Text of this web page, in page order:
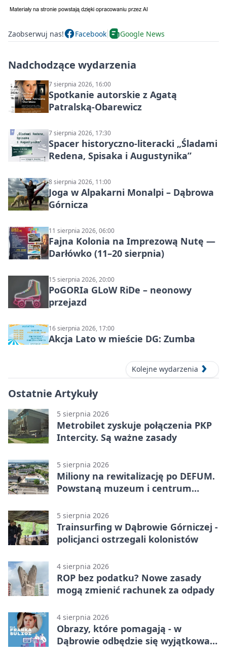
Zaobserwuj nas! Facebook Google News
Nadchodzące wydarzenia
7 sierpnia 2026, 16:00
Spotkanie autorskie z Agatą
Patralską-Obarewicz
7 sierpnia 2026, 17:30
Spacer historyczno-literacki „Śladami
Redena, Spisaka i Augustynika”
8 sierpnia 2026, 11:00
Joga w Alpakarni Monalpi – Dąbrowa
Górnicza
11 sierpnia 2026, 06:00
Fajna Kolonia na Imprezową Nutę —
Darłówko (11–20 sierpnia)
15 sierpnia 2026, 20:00
PoGORIa GLoW RiDe – neonowy
przejazd
16 sierpnia 2026, 17:00
Akcja Lato w mieście DG: Zumba
Kolejne wydarzenia
Ostatnie Artykuły
5 sierpnia 2026
Metrobilet zyskuje połączenia PKP
Intercity. Są ważne zasady
5 sierpnia 2026
Miliony na rewitalizację po DEFUM.
Powstaną muzeum i centrum
5 sierpnia 2026
Trainsurfing w Dąbrowie Górniczej -
policjanci ostrzegali kolonistów
4 sierpnia 2026
ROP bez podatku? Nowe zasady
mogą zmienić rachunek za odpady
4 sierpnia 2026
Obrazy, które pomagają - w
Dąbrowie odbędzie się wyjątkowa